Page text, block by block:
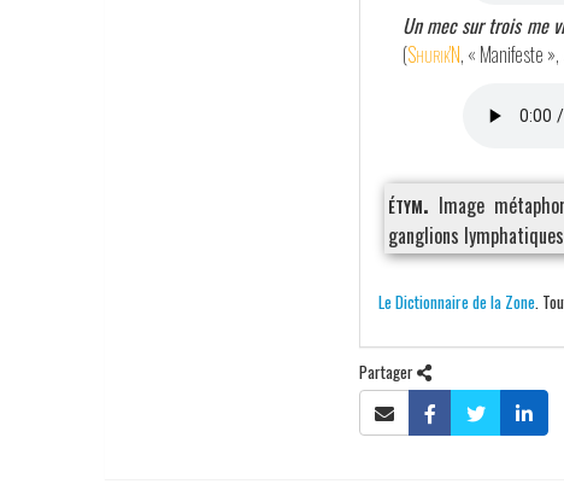
Un mec sur trois me
(Shurik'N, « Manifeste »,
étym. Image
ganglions
Le Dictionnaire de la Zone.
Partager